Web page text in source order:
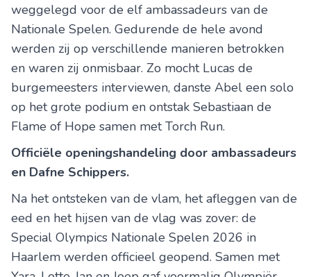
weggelegd voor de elf ambassadeurs van de
Nationale Spelen. Gedurende de hele avond
werden zij op verschillende manieren betrokken
en waren zij onmisbaar. Zo mocht Lucas de
burgemeesters interviewen, danste Abel een solo
op het grote podium en ontstak Sebastiaan de
Flame of Hope samen met Torch Run.
Officiële openingshandeling door ambassadeurs
en Dafne Schippers.
Na het ontsteken van de vlam, het afleggen van de
eed en het hijsen van de vlag was zover: de
Special Olympics Nationale Spelen 2026 in
Haarlem werden officieel geopend. Samen met